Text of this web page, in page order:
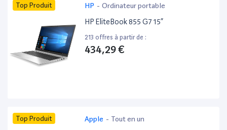
Top Produit HP - Ordinateur portable
HP EliteBook 855 G7 15”
213 offres à partir de :
434,29 €
Top Produit Apple - Tout en un